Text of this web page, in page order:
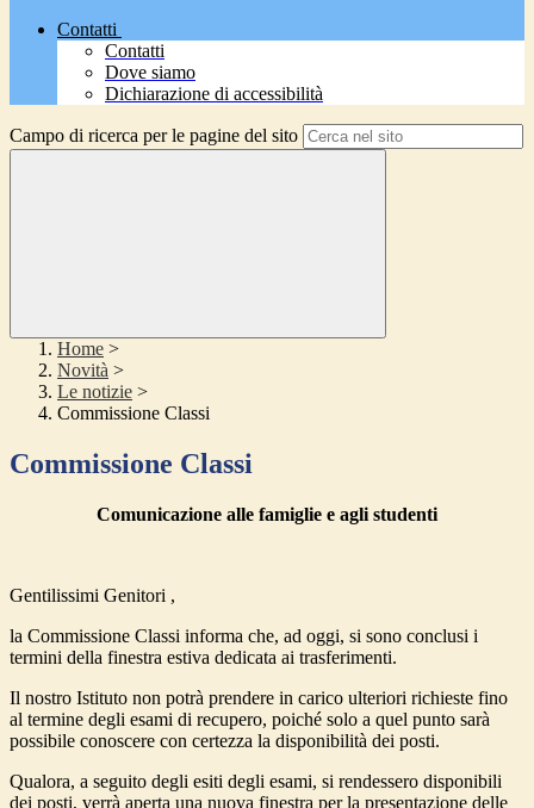
Contatti
Contatti
Dove siamo
Dichiarazione di accessibilità
Campo di ricerca per le pagine del sito
Home >
Novità >
Le notizie >
Commissione Classi
Commissione Classi
Comunicazione alle famiglie e agli studenti
Gentilissimi Genitori ,
la Commissione Classi informa che, ad oggi, si sono conclusi i
termini della finestra estiva dedicata ai trasferimenti.
Il nostro Istituto non potrà prendere in carico ulteriori richieste fino
al termine degli esami di recupero, poiché solo a quel punto sarà
possibile conoscere con certezza la disponibilità dei posti.
Qualora, a seguito degli esiti degli esami, si rendessero disponibili
dei posti, verrà aperta una nuova finestra per la presentazione delle